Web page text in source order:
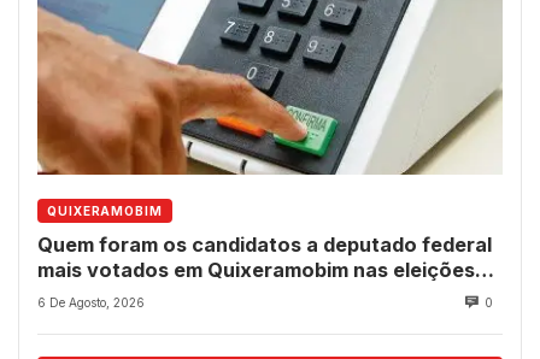
QUIXERAMOBIM
Quem foram os candidatos a deputado federal
mais votados em Quixeramobim nas eleições
de 2022?
6 De Agosto, 2026 0